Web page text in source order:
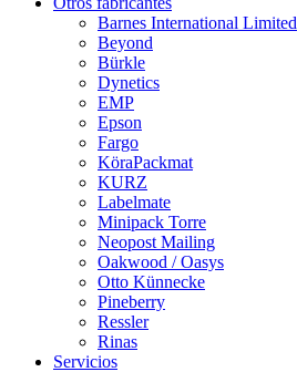
Barnes International Limited
Beyond
Bürkle
Dynetics
EMP
Epson
Fargo
KöraPackmat
KURZ
Labelmate
Minipack Torre
Neopost Mailing
Oakwood / Oasys
Otto Künnecke
Pineberry
Ressler
Rinas
Servicios